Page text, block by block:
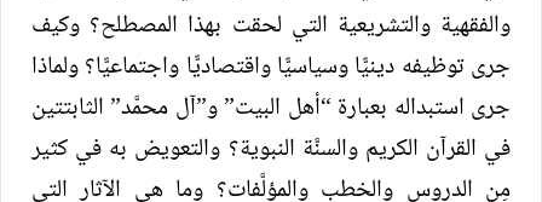
والفقهية والتشريعية التي لحقت بهذا المصطلح؟ وكيف
جرى توظيفه دينيًّا وسياسيًّا واقتصاديًّا واجتماعيًّا؟ ولماذا
جرى استبداله بعبارة “أهل البيت” و”آل محمَّد” الثابتتين
في القرآن الكريم والسنَّة النبوية؟ والتعويض به في كثير
مِن الدروس والخطب والمؤلَّفات؟ وما هي الآثار التي